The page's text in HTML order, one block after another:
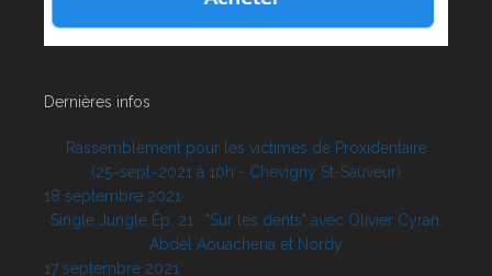
Dernières infos
Rassemblement pour les victimes de Proxidentaire
(25~sept~2021 à 10h - Chevigny St-Sauveur)
18 septembre 2021
Single Jungle Ép. 21 : "Sur les dents" avec Olivier Cyran,
Abdel Aouacheria et Nordy
17 septembre 2021